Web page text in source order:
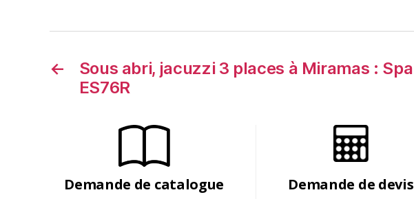
←
Sous abri, jacuzzi 3 places à Miramas : Spa
ES76R
Demande de catalogue Demande de devis